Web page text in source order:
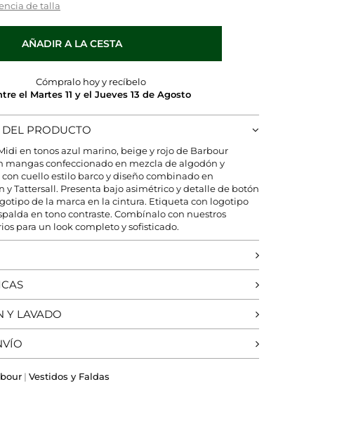
de talla
AÑADIR A LA CESTA
Cómpralo hoy y recíbelo
el Martes 11 y el Jueves 13 de Agosto
PRODUCTO
en tonos azul marino, beige y rojo de Barbour
mangas confeccionado en mezcla de algodón y
cuello estilo barco y diseño combinado en
y Tattersall. Presenta bajo asimétrico y detalle de botón
de la marca en la cintura. Etiqueta con logotipo
en tono contraste. Combínalo con nuestros
para un look completo y sofisticado.
Y LAVADO
| Vestidos y Faldas
TODO